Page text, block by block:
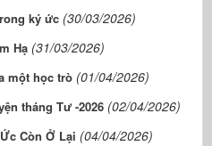
ký ức (30/03/2026)
Hạ (31/03/2026)
một học trò (01/04/2026)
tháng Tư -2026 (02/04/2026)
Còn Ở Lại (04/04/2026)